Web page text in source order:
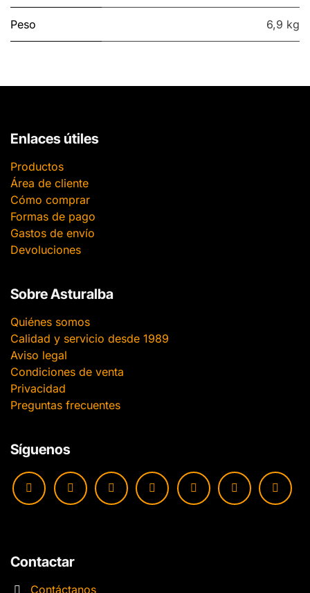
Peso 6,9 kg
Enlaces útiles
Productos
Área de cliente
Cómo comprar
Formas de pago
Gastos de envío
Devoluciones
Sobre Asturalba
Quiénes somos
Calidad y servicio desde 1989
Aviso legal
Condiciones de venta
Privacidad
Preguntas frecuentes
Síguenos
Contactar
Contáctanos